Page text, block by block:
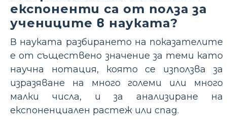
експоненти са от полза за
учениците в науката?
В науката разбирането на показателите
е от съществено значение за теми като
научна нотация, която се използва за
изразяване на много големи или много
малки числа, и за анализиране на
експоненциален растеж или спад.